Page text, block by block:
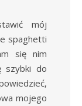
spaghetti
się nim
szybki do
mojego